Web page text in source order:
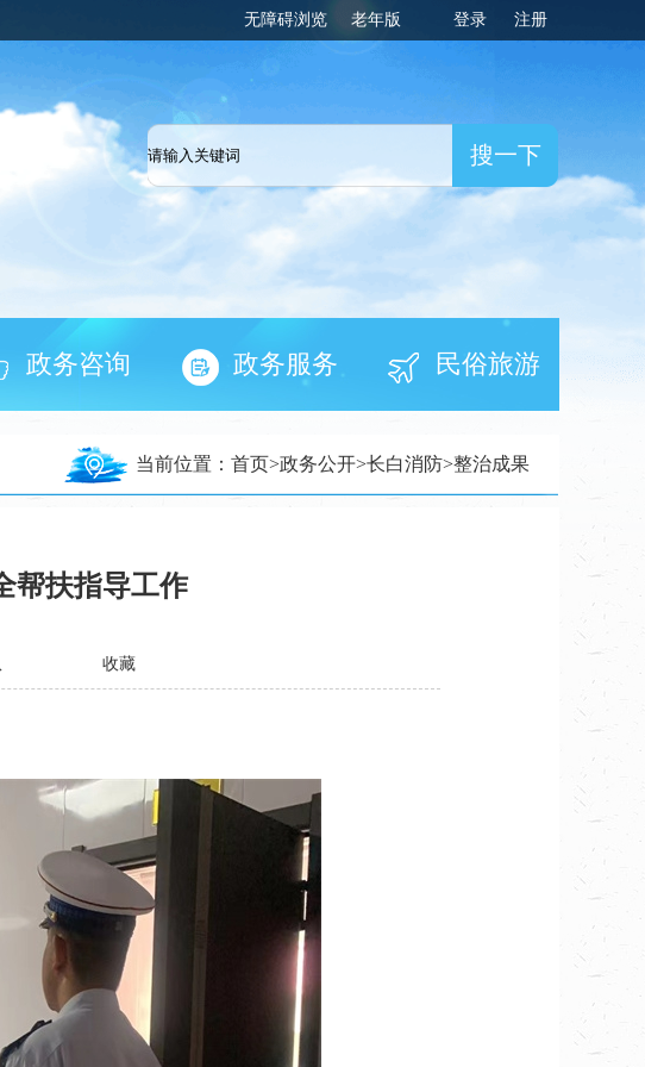
无障碍浏览 老年版 登录 注册
政务咨询 政务服务 民俗旅游
当前位置： 首页>政务公开>长白消防>整治成果
帮扶指导工作
收藏